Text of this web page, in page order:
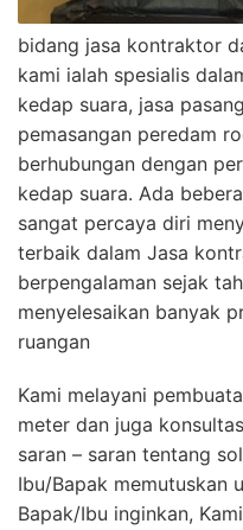
bidang jasa kontraktor
kami ialah spesialis
kedap suara, jasa
pemasangan peredam
berhubungan dengan
kedap suara. Ada
sangat percaya diri
terbaik dalam Jasa
berpengalaman sejak
menyelesaikan banyak
ruangan
Kami melayani
meter dan juga
saran – saran tentang
Ibu/Bapak memutuskan
Bapak/Ibu inginkan,